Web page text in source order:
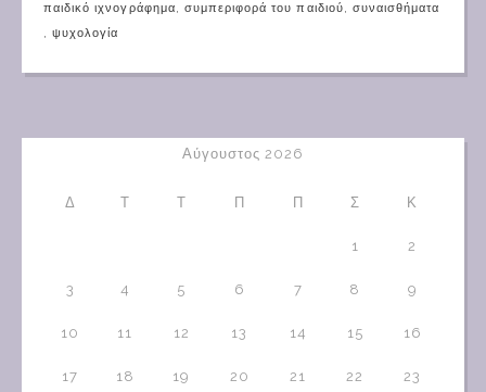
παιδικό ιχνογράφημα, συμπεριφορά του παιδιού, συναισθήματα
,ψυχολογία
Αύγουστος 2026
Δ Τ Τ Π Π Σ Κ
1 2
3 4 5 6 7 8 9
10 11 12 13 14 15 16
17 18 19 20 21 22 23